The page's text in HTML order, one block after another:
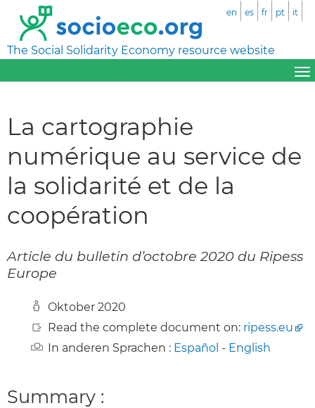
The Social Solidarity Economy resource website
en es fr pt it
La cartographie
numérique au service de
la solidarité et de la
coopération
Article du bulletin d’octobre 2020 du Ripess
Europe
Oktober 2020
Read the complete document on: ripess.eu
In anderen Sprachen : Español - English
Summary :